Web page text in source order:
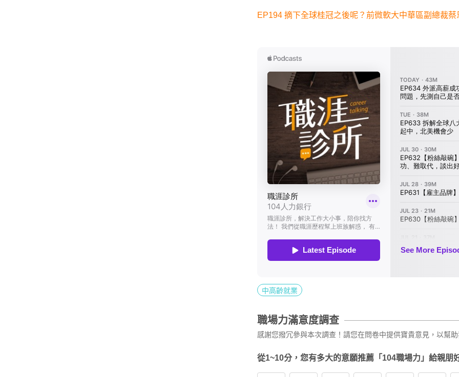
EP194 摘下全球桂冠之後呢？前微軟大中華區副總裁
中高齡就業
職場力滿意度調查
感謝您撥冗參與本次調查！請您在問卷中提供寶貴意見，以幫
從1~10分，您有多大的意願推薦「104職場力」給親朋